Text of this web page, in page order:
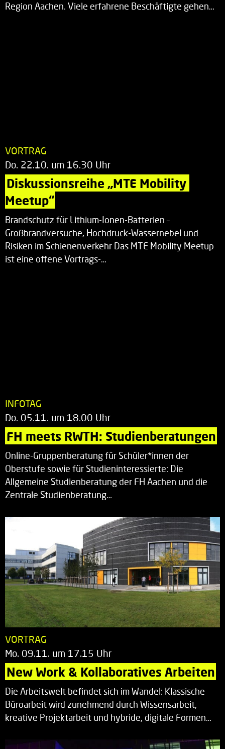
Region Aachen. Viele erfahrene Beschäftigte gehen…
VORTRAG
Do. 22.10. um 16.30 Uhr
Diskussionsreihe „MTE Mobility
Meetup“
Brandschutz für Lithium-Ionen-Batterien –
Großbrandversuche, Hochdruck-Wassernebel und
Risiken im Schienenverkehr Das MTE Mobility Meetup
ist eine offene Vortrags-…
INFOTAG
Do. 05.11. um 18.00 Uhr
FH meets RWTH: Studienberatungen
Online-Gruppenberatung für Schüler*innen der
Oberstufe sowie für Studieninteressierte: Die
Allgemeine Studienberatung der FH Aachen und die
Zentrale Studienberatung…
VORTRAG
Mo. 09.11. um 17.15 Uhr
New Work & Kollaboratives Arbeiten
Die Arbeitswelt befindet sich im Wandel: Klassische
Büroarbeit wird zunehmend durch Wissensarbeit,
kreative Projektarbeit und hybride, digitale Formen…